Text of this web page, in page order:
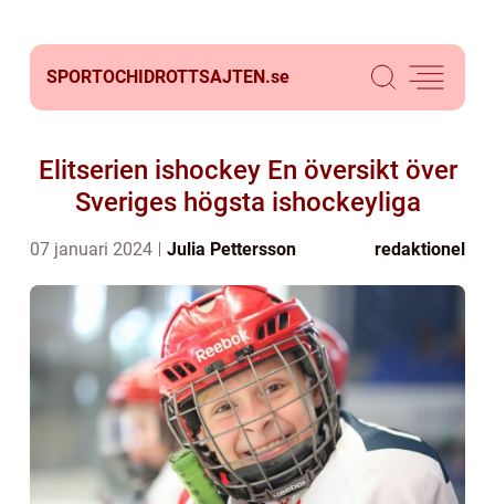
SPORTOCHIDROTTSAJTEN.se
Elitserien ishockey En översikt över
Sveriges högsta ishockeyliga
07 januari 2024 Julia Pettersson redaktionel